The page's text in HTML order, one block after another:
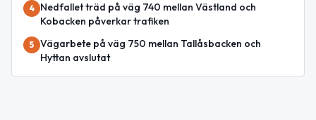
4
Nedfallet träd på väg 740 mellan Västland och
Kobacken påverkar trafiken
5 Vägarbete på väg 750 mellan Tallåsbacken och
Hyttan avslutat